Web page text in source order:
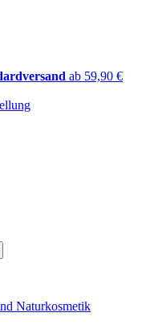
ab 59,90 €
Naturkosmetik